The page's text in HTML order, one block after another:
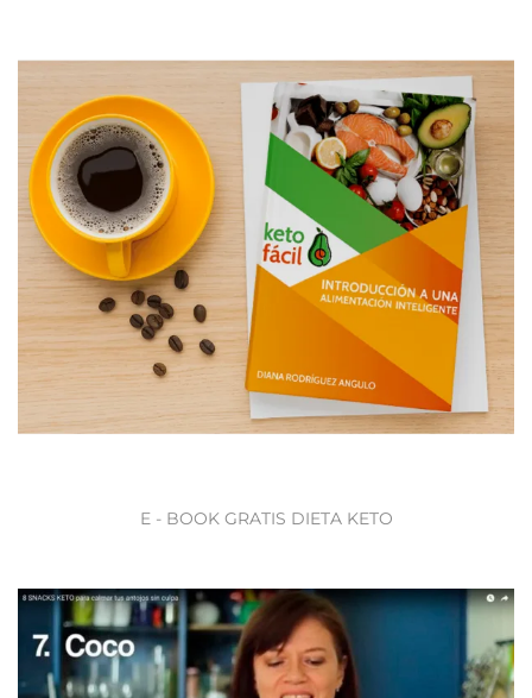
E - BOOK GRATIS DIETA KETO